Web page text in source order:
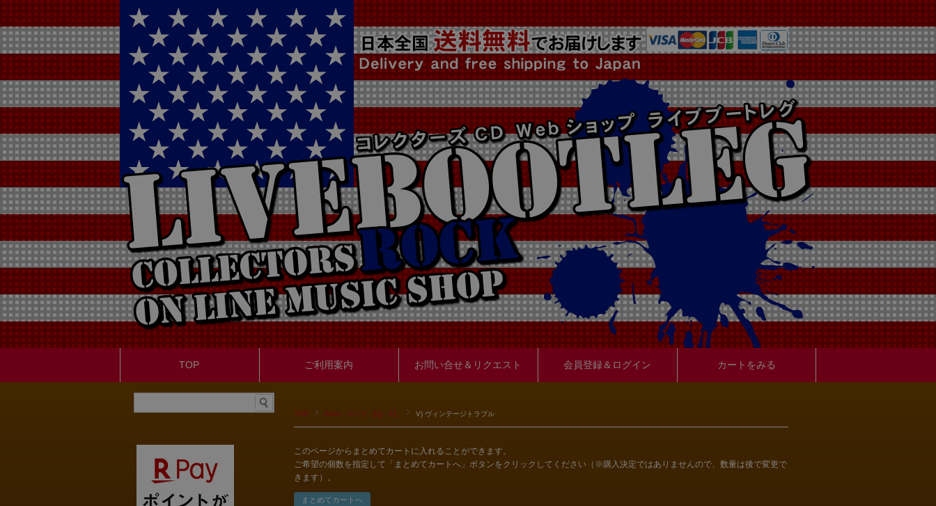
TOP ご利用案内 お問い合せ＆リクエスト 会員登録＆ログイン カートをみる
TOP Rock - ロック 【Q - Z】 V) ヴィンテージトラブル
このページからまとめてカートに入れることができます。
ご希望の個数を指定して「まとめてカートへ」ボタンをクリックしてください（※購入決定ではありませんので、数量は後で変更で
きます）。